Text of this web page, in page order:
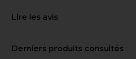
Lire les avis
Derniers produits consultés